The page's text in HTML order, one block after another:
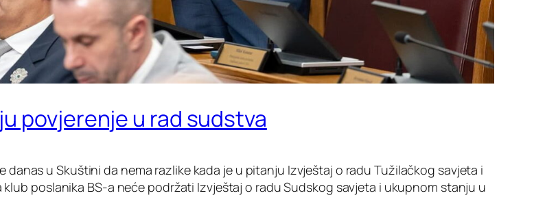
povjerenje u rad sudstva
danas u Skuštini da nema razlike kada je u pitanju Izvještaj o radu Tužilačkog savjeta i
poslanika BS-a neće podržati Izvještaj o radu Sudskog savjeta i ukupnom stanju u